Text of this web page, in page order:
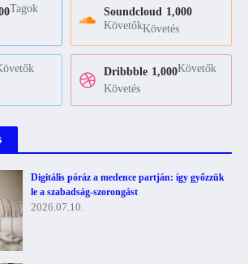
Tagok
Soundcloud 1,000
KövetőkKövetés
Dribbble 1,000Követők
Követés
Digitális póráz a medence partján: így győzzük
le a szabadság-szorongást
2026.07.10.